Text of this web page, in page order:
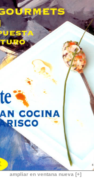
ampliar en ventana nueva [+]